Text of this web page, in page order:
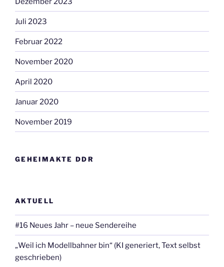
Juli 2023
Februar 2022
November 2020
April 2020
Januar 2020
November 2019
GEHEIMAKTE DDR
AKTUELL
#16 Neues Jahr – neue Sendereihe
„Weil ich Modellbahner bin“ (KI generiert, Text selbst
geschrieben)